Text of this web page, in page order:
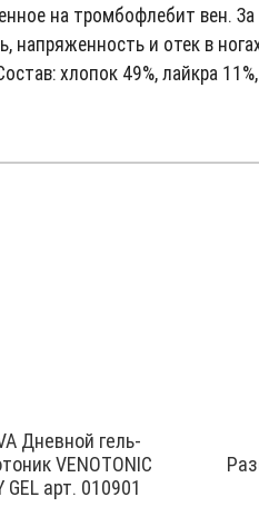
на тромбофлебит вен.
напряженность и отек в
хлопок 49%, лайкра
Дневной гель-
VENOTONIC
GEL арт. 010901